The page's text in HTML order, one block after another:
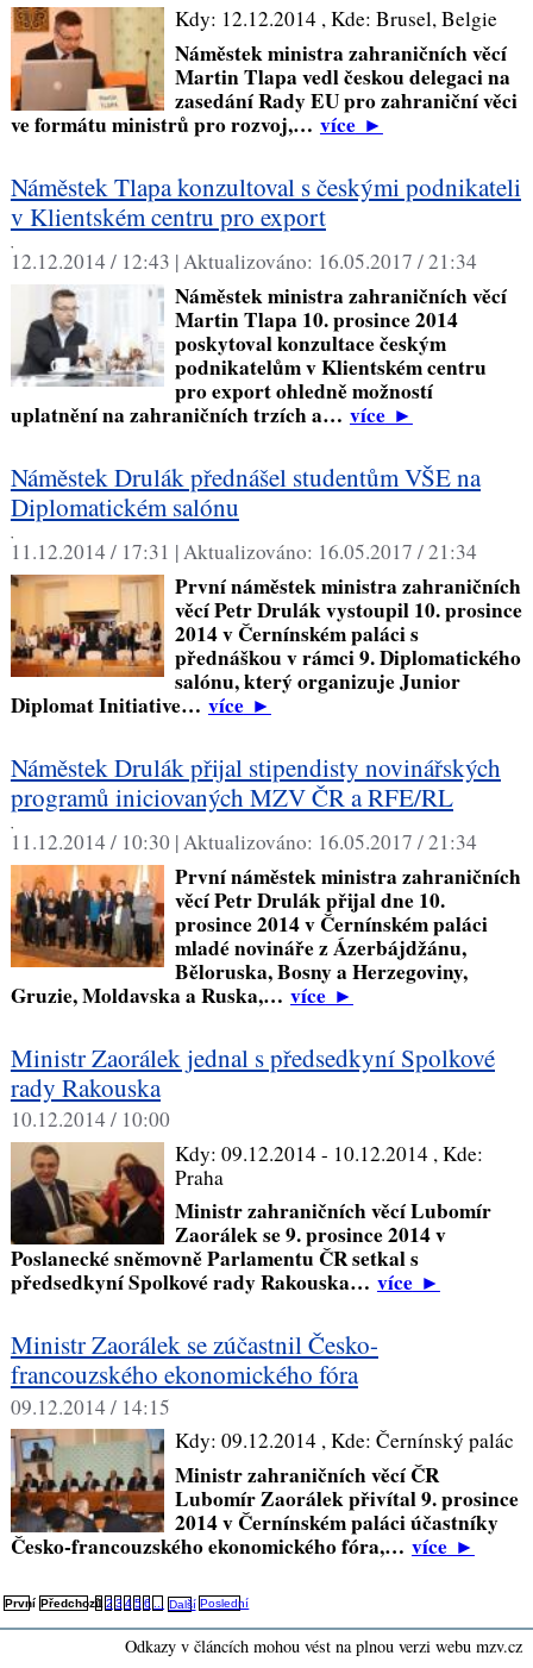
Kdy: 12.12.2014 , Kde: Brusel, Belgie
Náměstek ministra zahraničních věcí
Martin Tlapa vedl českou delegaci na
zasedání Rady EU pro zahraniční věci
ve formátu ministrů pro rozvoj,… více►
Náměstek Tlapa konzultoval s českými podnikateli
v Klientském centru pro export
,
12.12.2014 / 12:43 |Aktualizováno: 16.05.2017 / 21:34
Náměstek ministra zahraničních věcí
Martin Tlapa 10. prosince 2014
poskytoval konzultace českým
podnikatelům v Klientském centru
pro export ohledně možností
uplatnění na zahraničních trzích a… více►
Náměstek Drulák přednášel studentům VŠE na
Diplomatickém salónu
,
11.12.2014 / 17:31 |Aktualizováno: 16.05.2017 / 21:34
První náměstek ministra zahraničních
věcí Petr Drulák vystoupil 10. prosince
2014 v Černínském paláci s
přednáškou v rámci 9. Diplomatického
salónu, který organizuje Junior
Diplomat Initiative… více►
Náměstek Drulák přijal stipendisty novinářských
programů iniciovaných MZV ČR a RFE/RL
,
11.12.2014 / 10:30 |Aktualizováno: 16.05.2017 / 21:34
První náměstek ministra zahraničních
věcí Petr Drulák přijal dne 10.
prosince 2014 v Černínském paláci
mladé novináře z Ázerbájdžánu,
Běloruska, Bosny a Herzegoviny,
Gruzie, Moldavska a Ruska,… více►
Ministr Zaorálek jednal s předsedkyní Spolkové
rady Rakouska
10.12.2014 / 10:00
Kdy: 09.12.2014 - 10.12.2014 , Kde:
Praha
Ministr zahraničních věcí Lubomír
Zaorálek se 9. prosince 2014 v
Poslanecké sněmovně Parlamentu ČR setkal s
předsedkyní Spolkové rady Rakouska… více►
Ministr Zaorálek se zúčastnil Česko-
francouzského ekonomického fóra
09.12.2014 / 14:15
Kdy: 09.12.2014 , Kde: Černínský palác
Ministr zahraničních věcí ČR
Lubomír Zaorálek přivítal 9. prosince
2014 v Černínském paláci účastníky
Česko-francouzského ekonomického fóra,… více►
První Předchozí1 2 3 4 5 6 ... Další Poslední
Odkazy v článcích mohou vést na plnou verzi webu mzv.cz